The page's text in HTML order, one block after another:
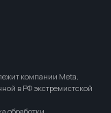
компании Meta,
в РФ экстремистской